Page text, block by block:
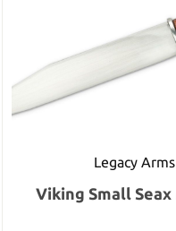
Legacy Arms
Viking Small